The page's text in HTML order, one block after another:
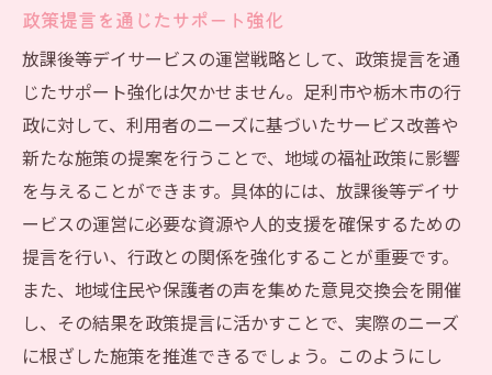
政策提言を通じたサポート強化
放課後等デイサービスの運営戦略として、政策提言を通
じたサポート強化は欠かせません。足利市や栃木市の行
政に対して、利用者のニーズに基づいたサービス改善や
新たな施策の提案を行うことで、地域の福祉政策に影響
を与えることができます。具体的には、放課後等デイサ
ービスの運営に必要な資源や人的支援を確保するための
提言を行い、行政との関係を強化することが重要です。
また、地域住民や保護者の声を集めた意見交換会を開催
し、その結果を政策提言に活かすことで、実際のニーズ
に根ざした施策を推進できるでしょう。このようにし